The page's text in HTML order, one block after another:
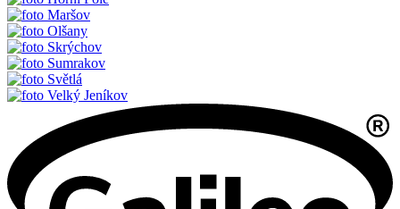
Maršov
Olšany
Skrýchov
Sumrakov
Světlá
Velký Jeníkov